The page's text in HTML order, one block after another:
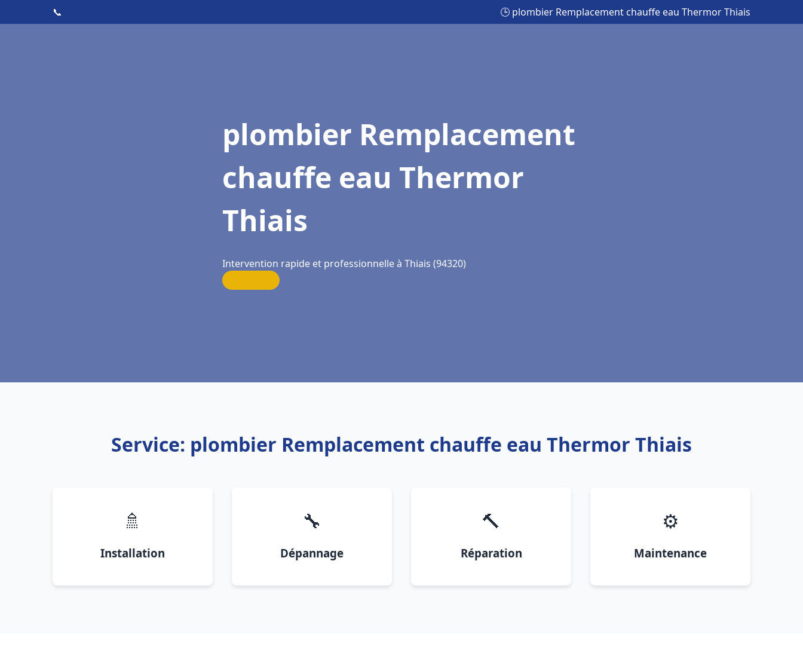
📞 🕒 plombier Remplacement chauffe eau Thermor Thiais
plombier Remplacement
chauffe eau Thermor
Thiais
Intervention rapide et professionnelle à Thiais (94320)
Service: plombier Remplacement chauffe eau Thermor Thiais
🚿
Installation
🔧
Dépannage
🔨
Réparation
⚙️
Maintenance